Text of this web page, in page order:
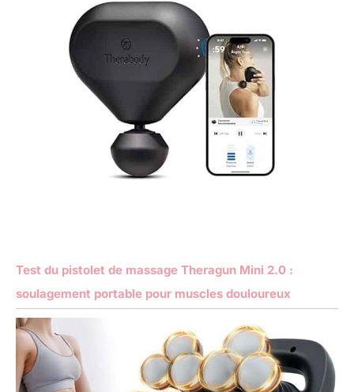
Test du pistolet de massage Theragun Mini 2.0 :
soulagement portable pour muscles douloureux